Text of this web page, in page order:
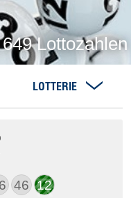
Lottozahlen
LOTTERIE
46 12